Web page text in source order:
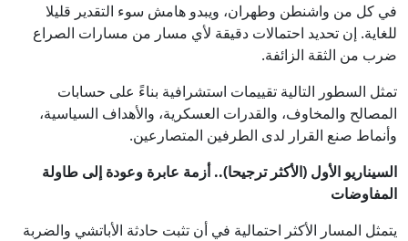
في كل من واشنطن وطهران، ويبدو هامش سوء التقدير قليلا
للغاية. إن تحديد احتمالات دقيقة لأي مسار من مسارات الصراع
ضرب من الثقة الزائفة.
تمثل السطور التالية تقييمات استشرافية بناءً على حسابات
المصالح والمخاوف، والقدرات العسكرية، والأهداف السياسية،
وأنماط صنع القرار لدى الطرفين المتصارعين.
السيناريو الأول (الأكثر ترجيحا).. أزمة عابرة وعودة إلى طاولة
المفاوضات
يتمثل المسار الأكثر احتمالية في أن تثبت حادثة الأباتشي والضربة